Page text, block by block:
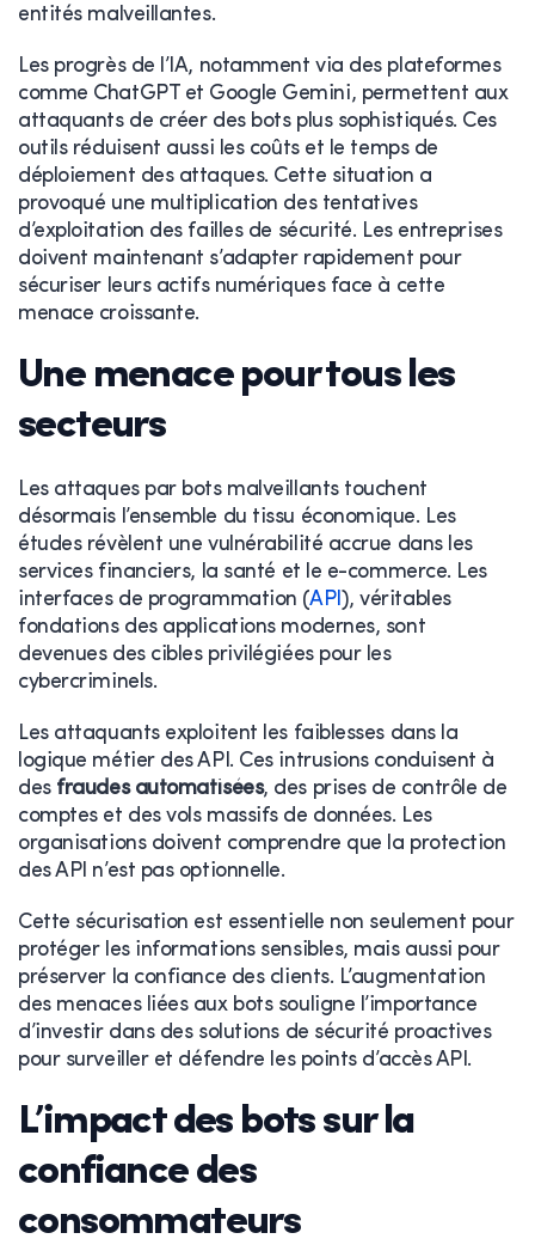
entités malveillantes.
Les progrès de l’IA, notamment via des plateformes
comme ChatGPT et Google Gemini, permettent aux
attaquants de créer des bots plus sophistiqués. Ces
outils réduisent aussi les coûts et le temps de
déploiement des attaques. Cette situation a
provoqué une multiplication des tentatives
d’exploitation des failles de sécurité. Les entreprises
doivent maintenant s’adapter rapidement pour
sécuriser leurs actifs numériques face à cette
menace croissante.
Une menace pour tous les
secteurs
Les attaques par bots malveillants touchent
désormais l’ensemble du tissu économique. Les
études révèlent une vulnérabilité accrue dans les
services financiers, la santé et le e-commerce. Les
interfaces de programmation (API ), véritables
fondations des applications modernes, sont
devenues des cibles privilégiées pour les
cybercriminels.
Les attaquants exploitent les faiblesses dans la
logique métier des API. Ces intrusions conduisent à
des fraudes automatisées, des prises de contrôle de
comptes et des vols massifs de données. Les
organisations doivent comprendre que la protection
des API n’est pas optionnelle.
Cette sécurisation est essentielle non seulement pour
protéger les informations sensibles, mais aussi pour
préserver la confiance des clients. L’augmentation
des menaces liées aux bots souligne l’importance
d’investir dans des solutions de sécurité proactives
pour surveiller et défendre les points d’accès API.
L’impact des bots sur la
confiance des
consommateurs